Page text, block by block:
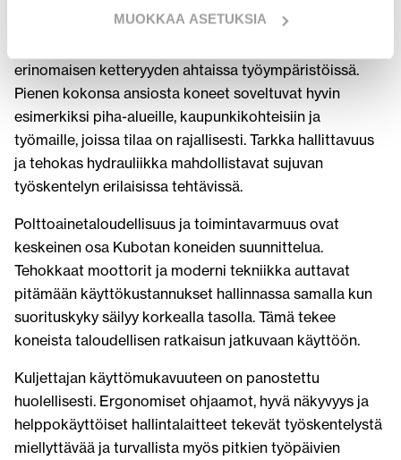
MUOKKAA ASETUKSIA
Kubota on erityisen tunnettu minikaivinkoneistaan ja
erinomaisen ketteryyden ahtaissa työympäristöissä.
Pienen kokonsa ansiosta koneet soveltuvat hyvin
esimerkiksi piha-alueille, kaupunkikohteisiin ja
työmaille, joissa tilaa on rajallisesti. Tarkka hallittavuus
ja tehokas hydrauliikka mahdollistavat sujuvan
työskentelyn erilaisissa tehtävissä.
Polttoainetaloudellisuus ja toimintavarmuus ovat
keskeinen osa Kubotan koneiden suunnittelua.
Tehokkaat moottorit ja moderni tekniikka auttavat
pitämään käyttökustannukset hallinnassa samalla kun
suorituskyky säilyy korkealla tasolla. Tämä tekee
koneista taloudellisen ratkaisun jatkuvaan käyttöön.
Kuljettajan käyttömukavuuteen on panostettu
huolellisesti. Ergonomiset ohjaamot, hyvä näkyvyys ja
helppokäyttöiset hallintalaitteet tekevät työskentelystä
miellyttävää ja turvallista myös pitkien työpäivien